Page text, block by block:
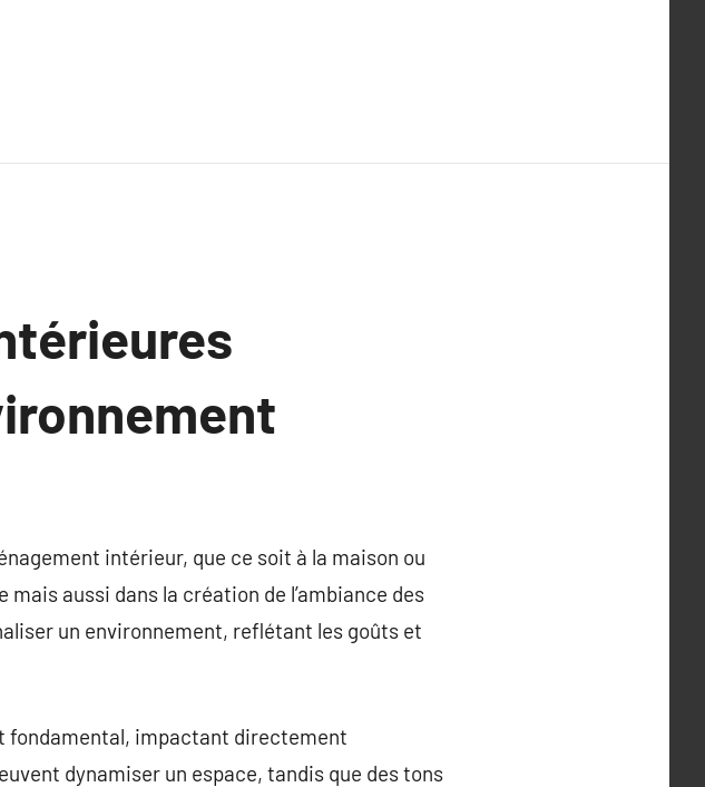
intérieur, que ce soit à la maison ou
mais aussi dans la création de l’ambiance des
un environnement, reflétant les goûts et
fondamental, impactant directement
dynamiser un espace, tandis que des tons